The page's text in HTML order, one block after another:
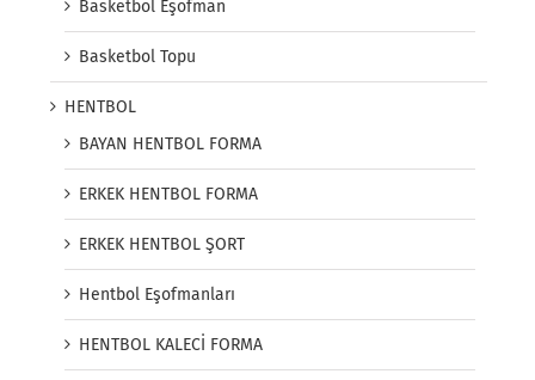
Basketbol Eşofman
Basketbol Topu
HENTBOL
BAYAN HENTBOL FORMA
ERKEK HENTBOL FORMA
ERKEK HENTBOL ŞORT
Hentbol Eşofmanları
HENTBOL KALECİ FORMA